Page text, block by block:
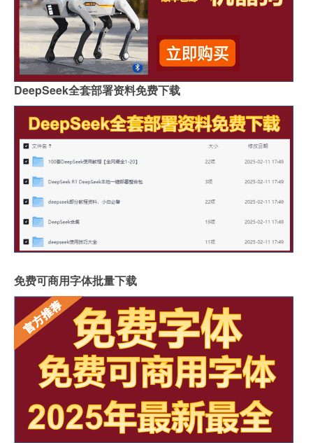
DeepSeek全套部署资料免费下载
免费可商用字体批量下载